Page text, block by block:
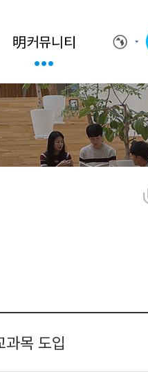
明커뮤니티
목 도입